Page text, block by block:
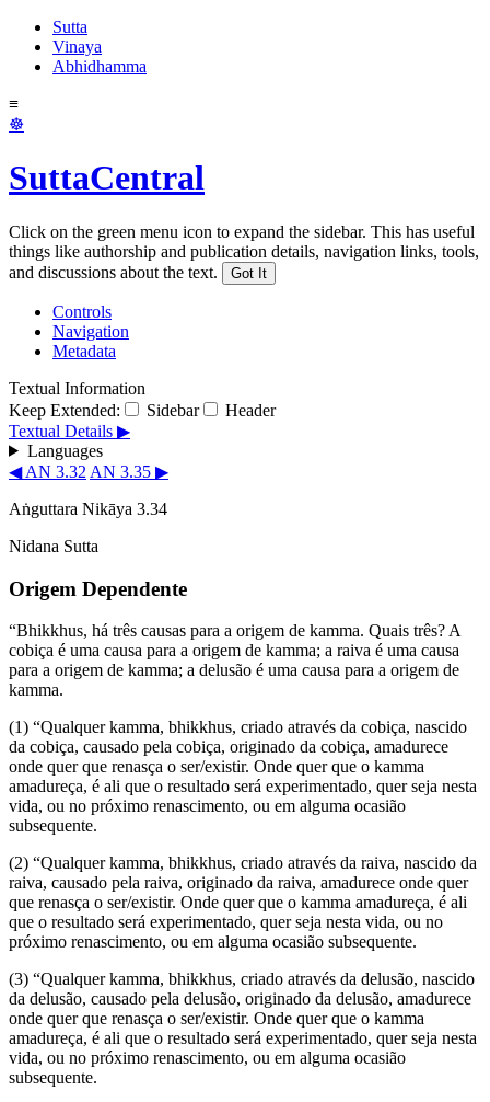
Sutta
Vinaya
Abhidhamma
≡
☸
SuttaCentral
Click on the green menu icon to expand the sidebar. This has useful
things like authorship and publication details, navigation links, tools,
and discussions about the text.
Got It
Controls
Navigation
Metadata
Textual Information
Keep Extended:
Sidebar
Header
Textual Details ▶
Languages
◀ AN 3.32 AN 3.35 ▶
Aṅguttara Nikāya 3.34
Nidana Sutta
Origem Dependente
“Bhikkhus, há três causas para a origem de kamma. Quais três? A
cobiça é uma causa para a origem de kamma; a raiva é uma causa
para a origem de kamma; a delusão é uma causa para a origem de
kamma.
(1) “Qualquer kamma, bhikkhus, criado através da cobiça, nascido
da cobiça, causado pela cobiça, originado da cobiça, amadurece
onde quer que renasça o ser/existir. Onde quer que o kamma
amadureça, é ali que o resultado será experimentado, quer seja nesta
vida, ou no próximo renascimento, ou em alguma ocasião
subsequente.
(2) “Qualquer kamma, bhikkhus, criado através da raiva, nascido da
raiva, causado pela raiva, originado da raiva, amadurece onde quer
que renasça o ser/existir. Onde quer que o kamma amadureça, é ali
que o resultado será experimentado, quer seja nesta vida, ou no
próximo renascimento, ou em alguma ocasião subsequente.
(3) “Qualquer kamma, bhikkhus, criado através da delusão, nascido
da delusão, causado pela delusão, originado da delusão, amadurece
onde quer que renasça o ser/existir. Onde quer que o kamma
amadureça, é ali que o resultado será experimentado, quer seja nesta
vida, ou no próximo renascimento, ou em alguma ocasião
subsequente.